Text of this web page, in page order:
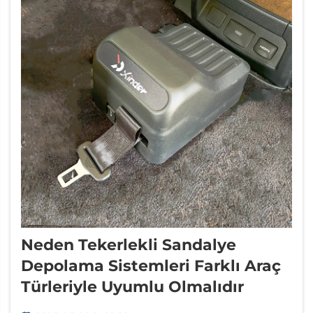
Neden Tekerlekli Sandalye
Depolama Sistemleri Farklı Araç
Türleriyle Uyumlu Olmalıdır